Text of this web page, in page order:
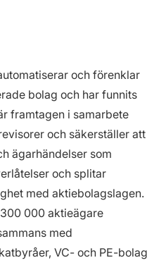
och förenklar
bolag och har funnits
framtagen i samarbete
och säkerställer att
ägarhändelser som
och splitar
med aktiebolagslagen.
000 aktieägare
med
VC- och PE-bolag